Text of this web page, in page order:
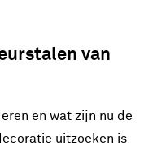
van
en wat zijn nu de
uitzoeken is